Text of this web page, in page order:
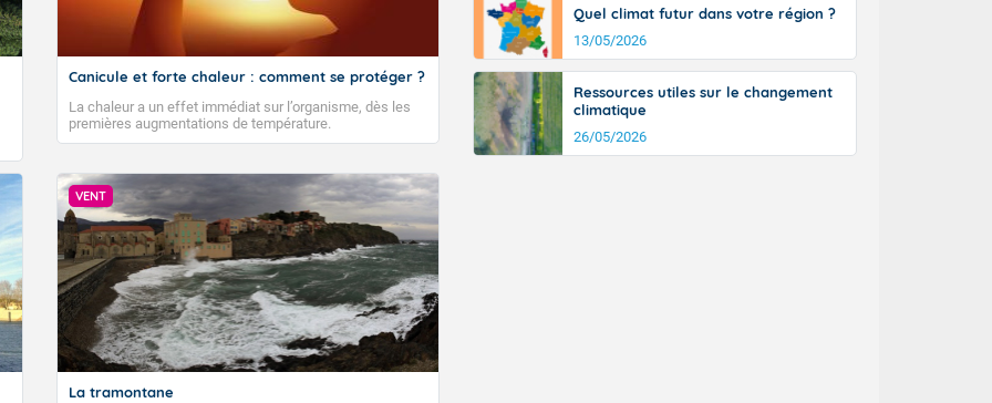
Canicule et forte chaleur : comment se protéger ?
La chaleur a un effet immédiat sur l’organisme, dès les
premières augmentations de température.
VENT
La tramontane
Quel climat futur dans votre région ?
13/05/2026
Ressources utiles sur le changement
climatique
26/05/2026